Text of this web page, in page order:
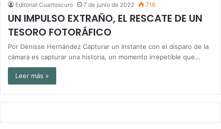
Editorial Cuartoscuro 7 de junio de 2022 716
UN IMPULSO EXTRAÑO, EL RESCATE DE UN
TESORO FOTORÁFICO
Por Denisse Hernández Capturar un instante con el disparo de la
cámara es capturar una historia, un momento irrepetible que…
Leer más »